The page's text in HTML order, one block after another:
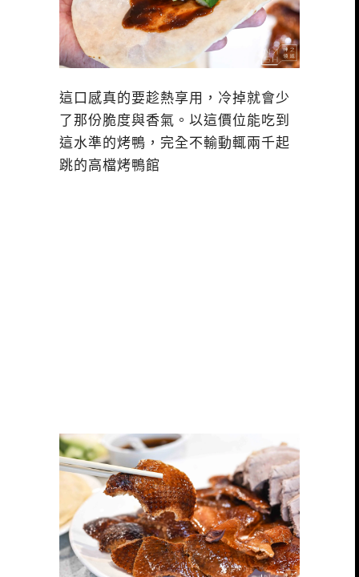
這口感真的要趁熱享用，冷掉就會少
了那份脆度與香氣。以這價位能吃到
這水準的烤鴨，完全不輸動輒兩千起
跳的高檔烤鴨館